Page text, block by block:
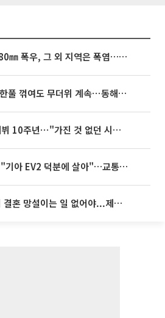
동해안은 시간당 80㎜ 폭우, 그 외 지역은 폭염…‘극과 극 날씨’
[내일 날씨] 폭염 한풀 꺾여도 무더위 계속⋯동해안 이틀 연속 비
임영웅, 어느덧 데뷔 10주년⋯"가진 것 없던 시절, 내 앞엔 20명의 팬뿐"
'굿 윌 헌팅' 배우 "기아 EV2 덕분에 살아"…교통사고 후 안전성 극찬
李대통령 “청년이 결혼 망설이는 일 없어야...제도상 불이익 조사”